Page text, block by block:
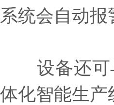
系统会自动
设备还可与
体化智能生产